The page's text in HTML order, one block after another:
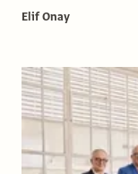
Elif Onay